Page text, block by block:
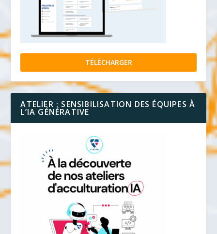
TÉLÉCHARGER
ATELIER : SENSIBILISATION DES ÉQUIPES À
L’IA GÉNÉRATIVE